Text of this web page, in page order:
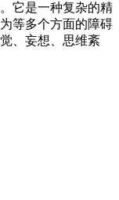
它是一种复杂的精
等多个方面的障碍
、妄想、思维紊